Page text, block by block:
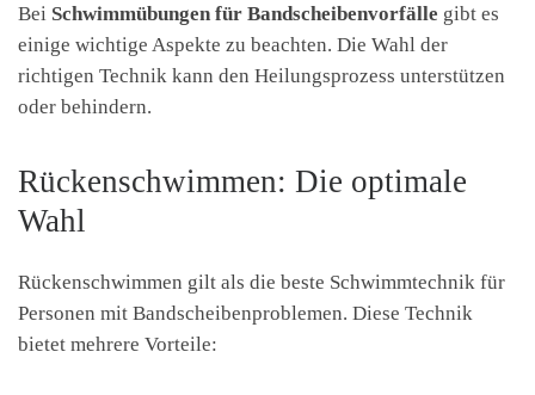
Bei Schwimmübungen für Bandscheibenvorfälle gibt es
einige wichtige Aspekte zu beachten. Die Wahl der
richtigen Technik kann den Heilungsprozess unterstützen
oder behindern.
Rückenschwimmen: Die optimale
Wahl
Rückenschwimmen gilt als die beste Schwimmtechnik für
Personen mit Bandscheibenproblemen. Diese Technik
bietet mehrere Vorteile: